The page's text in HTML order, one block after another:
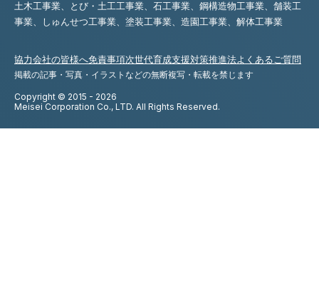
土木工事業、とび・土工工事業、石工事業、鋼構造物工事業、舗装工
事業、
しゅんせつ工事業、塗装工事業、造園工事業、解体工事業
協力会社の皆様へ免責事項次世代育成支援対策推進法よくあるご質問
掲載の記事・写真・イラストなどの無断複写・転載を禁じます
Copyright © 2015 - 2026
Meisei Corporation Co., LTD. All Rights Reserved.